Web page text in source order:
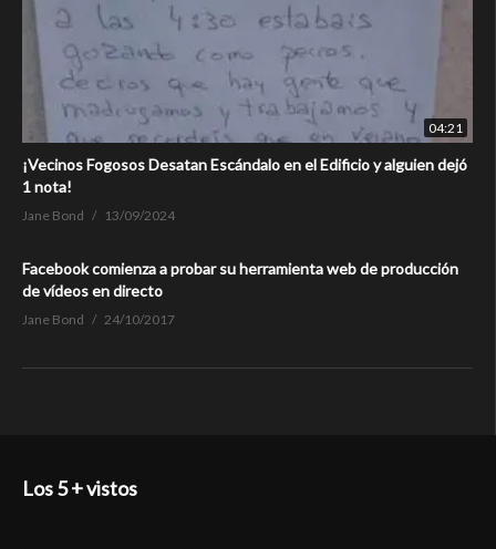
04:21
¡Vecinos Fogosos Desatan Escándalo en el Edificio y alguien dejó
1 nota!
Jane Bond 13/09/2024
Facebook comienza a probar su herramienta web de producción
de vídeos en directo
Jane Bond 24/10/2017
Los 5 + vistos